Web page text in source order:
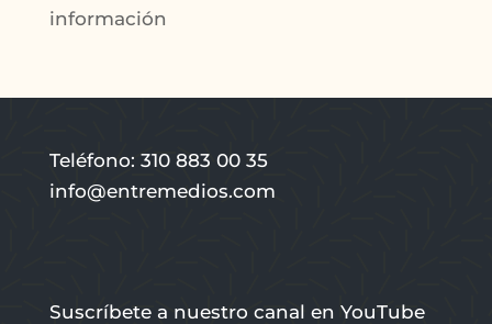
información
Teléfono: 310 883 00 35
info@entremedios.com
Suscríbete a nuestro canal en YouTube